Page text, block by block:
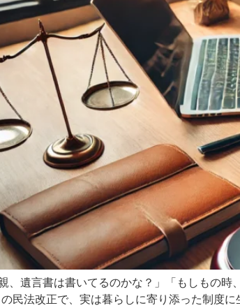
、遺言書は書いてるのかな？」「もしもの
民法改正で、実は暮らしに寄り添った制度